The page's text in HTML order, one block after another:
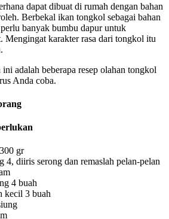
dapat dibuat di rumah dengan bahan
Berbekal ikan tongkol sebagai bahan
banyak bumbu dapur untuk
Mengingat karakter rasa dari tongkol itu
adalah beberapa resep olahan tongkol
Anda coba.
gr
4, diiris serong dan remaslah pelan-pelan
4 buah
kecil 3 buah